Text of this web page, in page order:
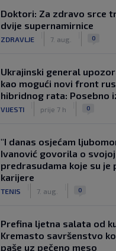
Doktori: Za zdravo srce
dvije supernamirnice
ZDRAVLJE 7. aug. 0
Ukrajinski general
kao mogući novi front
hibridnog rata: Posebno
VIJESTI prije 7 h 0
"I danas osjećam
Ivanović govorila o
predrasudama koje su je
karijere
TENIS 7. aug. 0
Prefina ljetna salata od
Kremasto savršenstvo
paše uz pečeno meso